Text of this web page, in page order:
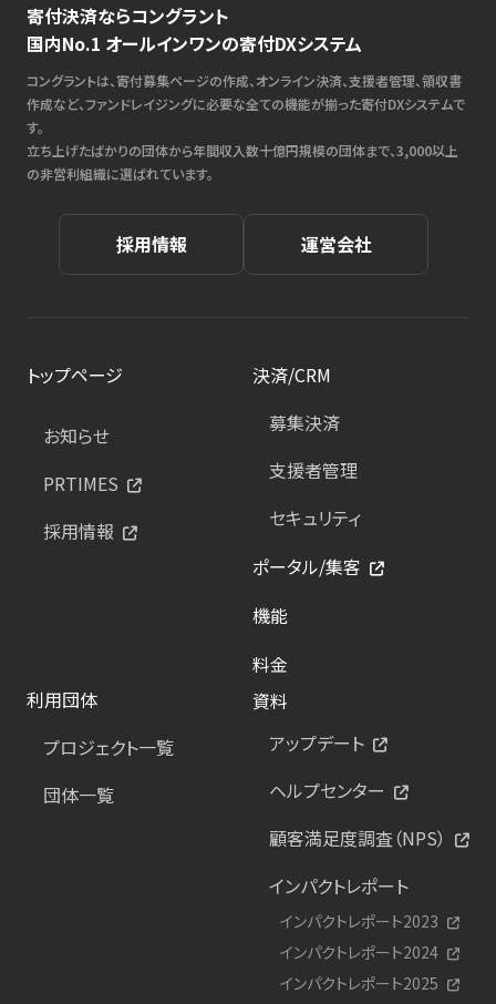
寄付決済ならコングラント
国内No.1 オールインワンの寄付DXシステム
コングラントは、寄付募集ページの作成、オンライン決済、支援者管理、領収書
作成など、ファンドレイジングに必要な全ての機能が揃った寄付DXシステムで
す。
立ち上げたばかりの団体から年間収入数十億円規模の団体まで、3,000以上
の非営利組織に選ばれています。
採用情報 運営会社
トップページ
お知らせ
PRTIMES
採用情報
決済/CRM
募集決済
支援者管理
セキュリティ
ポータル/集客
機能
料金
利用団体
プロジェクト一覧
団体一覧
資料
アップデート
ヘルプセンター
顧客満足度調査（NPS）
インパクトレポート
インパクトレポート2023
インパクトレポート2024
インパクトレポート2025